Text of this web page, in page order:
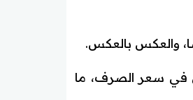
والعكس بالعكس.
في سعر الصرف، ما